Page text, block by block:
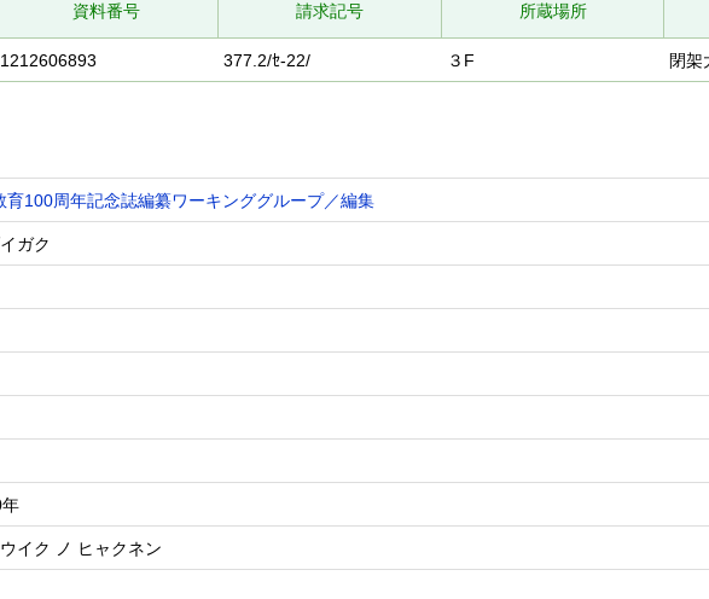
資料番号 請求記号 所蔵場所
1212606893 377.2/ｾ-22/ ３F 閉架
育100周年記念誌編纂ワーキンググループ／編集
ガク
年
イク ノ ヒャクネン